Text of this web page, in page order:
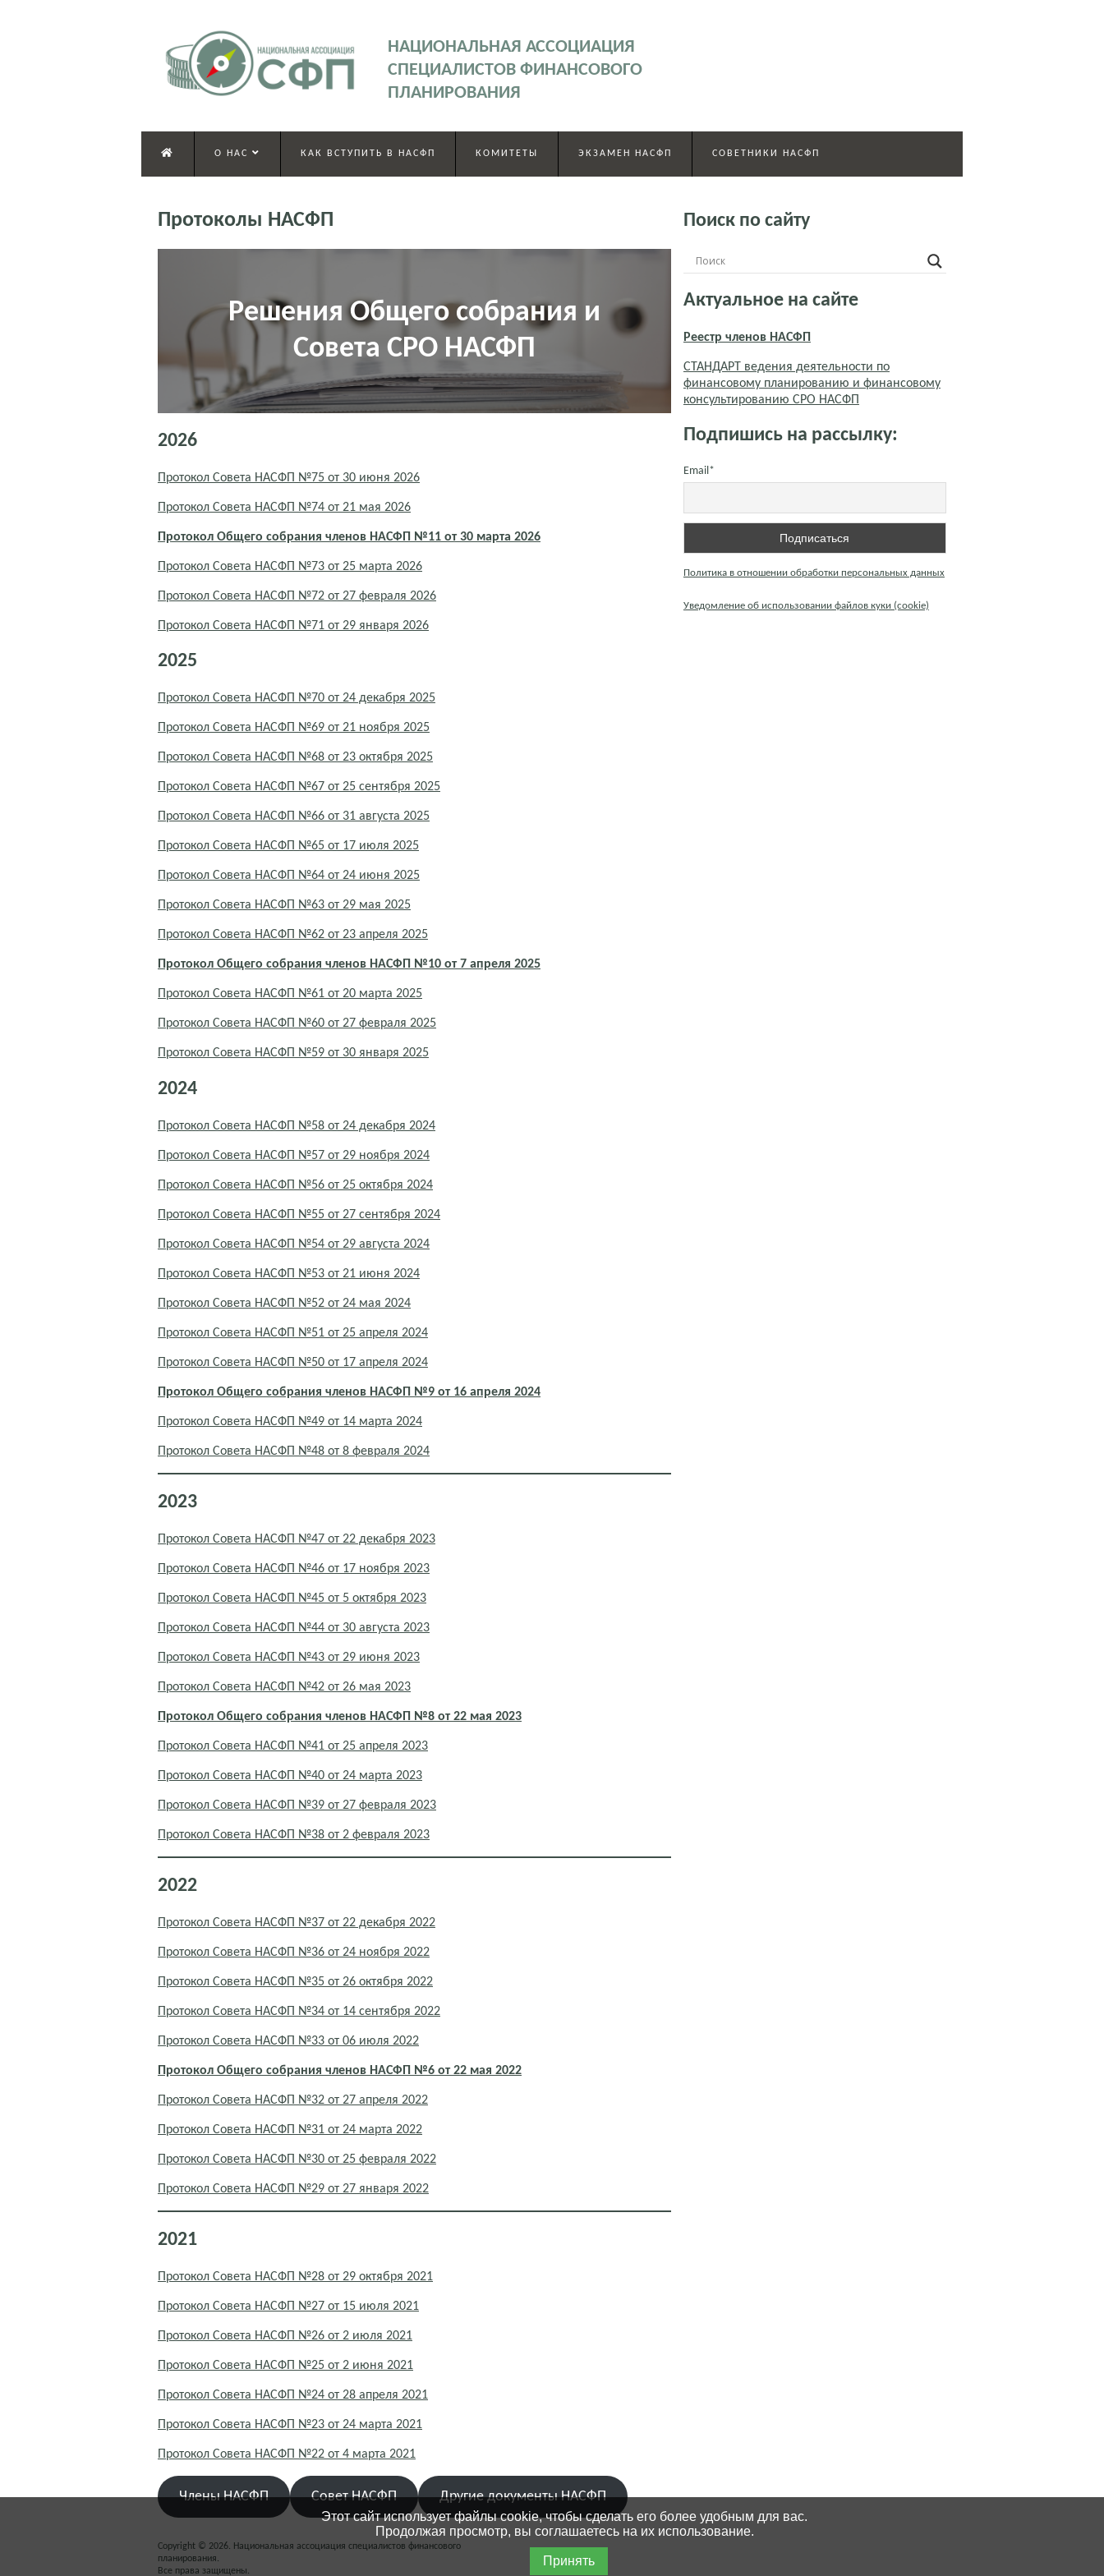
Этот сайт использует файлы cookie, чтобы сделать его более удобным для вас.
Продолжая просмотр, вы соглашаетесь на их использование.
Принять
НАЦИОНАЛЬНАЯ АССОЦИАЦИЯ
СПЕЦИАЛИСТОВ ФИНАНСОВОГО
ПЛАНИРОВАНИЯ
О НАС КАК ВСТУПИТЬ В НАСФП КОМИТЕТЫ ЭКЗАМЕН НАСФП СОВЕТНИКИ НАСФП
Протоколы НАСФП
Решения Общего собрания и
Совета СРО НАСФП
2026
Протокол Совета НАСФП №75 от 30 июня 2026
Протокол Совета НАСФП №74 от 21 мая 2026
Протокол Общего собрания членов НАСФП №11 от 30 марта 2026
Протокол Совета НАСФП №73 от 25 марта 2026
Протокол Совета НАСФП №72 от 27 февраля 2026
Протокол Совета НАСФП №71 от 29 января 2026
2025
Протокол Совета НАСФП №70 от 24 декабря 2025
Протокол Совета НАСФП №69 от 21 ноября 2025
Протокол Совета НАСФП №68 от 23 октября 2025
Протокол Совета НАСФП №67 от 25 сентября 2025
Протокол Совета НАСФП №66 от 31 августа 2025
Протокол Совета НАСФП №65 от 17 июля 2025
Протокол Совета НАСФП №64 от 24 июня 2025
Протокол Совета НАСФП №63 от 29 мая 2025
Протокол Совета НАСФП №62 от 23 апреля 2025
Протокол Общего собрания членов НАСФП №10 от 7 апреля 2025
Протокол Совета НАСФП №61 от 20 марта 2025
Протокол Совета НАСФП №60 от 27 февраля 2025
Протокол Совета НАСФП №59 от 30 января 2025
2024
Протокол Совета НАСФП №58 от 24 декабря 2024
Протокол Совета НАСФП №57 от 29 ноября 2024
Протокол Совета НАСФП №56 от 25 октября 2024
Протокол Совета НАСФП №55 от 27 сентября 2024
Протокол Совета НАСФП №54 от 29 августа 2024
Протокол Совета НАСФП №53 от 21 июня 2024
Протокол Совета НАСФП №52 от 24 мая 2024
Протокол Совета НАСФП №51 от 25 апреля 2024
Протокол Совета НАСФП №50 от 17 апреля 2024
Протокол Общего собрания членов НАСФП №9 от 16 апреля 2024
Протокол Совета НАСФП №49 от 14 марта 2024
Протокол Совета НАСФП №48 от 8 февраля 2024
2023
Протокол Совета НАСФП №47 от 22 декабря 2023
Протокол Совета НАСФП №46 от 17 ноября 2023
Протокол Совета НАСФП №45 от 5 октября 2023
Протокол Совета НАСФП №44 от 30 августа 2023
Протокол Совета НАСФП №43 от 29 июня 2023
Протокол Совета НАСФП №42 от 26 мая 2023
Протокол Общего собрания членов НАСФП №8 от 22 мая 2023
Протокол Совета НАСФП №41 от 25 апреля 2023
Протокол Совета НАСФП №40 от 24 марта 2023
Протокол Совета НАСФП №39 от 27 февраля 2023
Протокол Совета НАСФП №38 от 2 февраля 2023
2022
Протокол Совета НАСФП №37 от 22 декабря 2022
Протокол Совета НАСФП №36 от 24 ноября 2022
Протокол Совета НАСФП №35 от 26 октября 2022
Протокол Совета НАСФП №34 от 14 сентября 2022
Протокол Совета НАСФП №33 от 06 июля 2022
Протокол Общего собрания членов НАСФП №6 от 22 мая 2022
Протокол Совета НАСФП №32 от 27 апреля 2022
Протокол Совета НАСФП №31 от 24 марта 2022
Протокол Совета НАСФП №30 от 25 февраля 2022
Протокол Совета НАСФП №29 от 27 января 2022
2021
Протокол Совета НАСФП №28 от 29 октября 2021
Протокол Совета НАСФП №27 от 15 июля 2021
Протокол Совета НАСФП №26 от 2 июля 2021
Протокол Совета НАСФП №25 от 2 июня 2021
Протокол Совета НАСФП №24 от 28 апреля 2021
Протокол Совета НАСФП №23 от 24 марта 2021
Протокол Совета НАСФП №22 от 4 марта 2021
Члены НАСФП Совет НАСФП Другие документы НАСФП
Поиск по сайту
Актуальное на сайте
Реестр членов НАСФП
СТАНДАРТ ведения деятельности по
финансовому планированию и финансовому
консультированию СРО НАСФП
Подпишись на рассылку:
Email*
Политика в отношении обработки персональных данных
Уведомление об использовании файлов куки (cookie)
Copyright © 2026. Национальная ассоциация специалистов финансового
планирования.
Все права защищены.